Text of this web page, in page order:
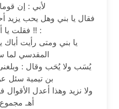
ﻷﺑﻲ : ﺇﻥ
ﻓﻘﺎﻝ ﻳﺎ ﺑﻨﻲ ﻭﻫﻞ ﻳﺤﺐ ﻳﺰﻳﺪ
!! ﻓﻘﻠﺖ ﻳﺎ ﺃﺑﺖ ﻓﻠﻤﺎﺫﺍ ﻻ ﺗﻠﻌﻨﻪ ؟ ﻓﻘﺎﻝ :
ﻳﺎ ﺑﻨﻲ ﻭﻣﺘﻰ ﺭﺃﻳﺖ ﺃﺑﺎﻙ
ﺍﻟﻤﻘﺪﺳﻲ ﻟﻤﺎ
ﻳُﺴَﺐ ﻭﻻ ﻳُﺤَﺐ ﻭﻗﺎﻝ : ﻭﺑﻠﻐﻨﻰ
ﺑﻦ ﺗﻴﻤﻴﺔ ﺳﺌﻞ
ﻭﻻ ﻧﺰﻳﺪ ﻭﻫﺬﺍ ﺃﻋﺪﻝ ﺍﻷﻗﻮﺍﻝ